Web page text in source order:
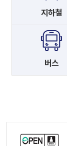
지하철
버스